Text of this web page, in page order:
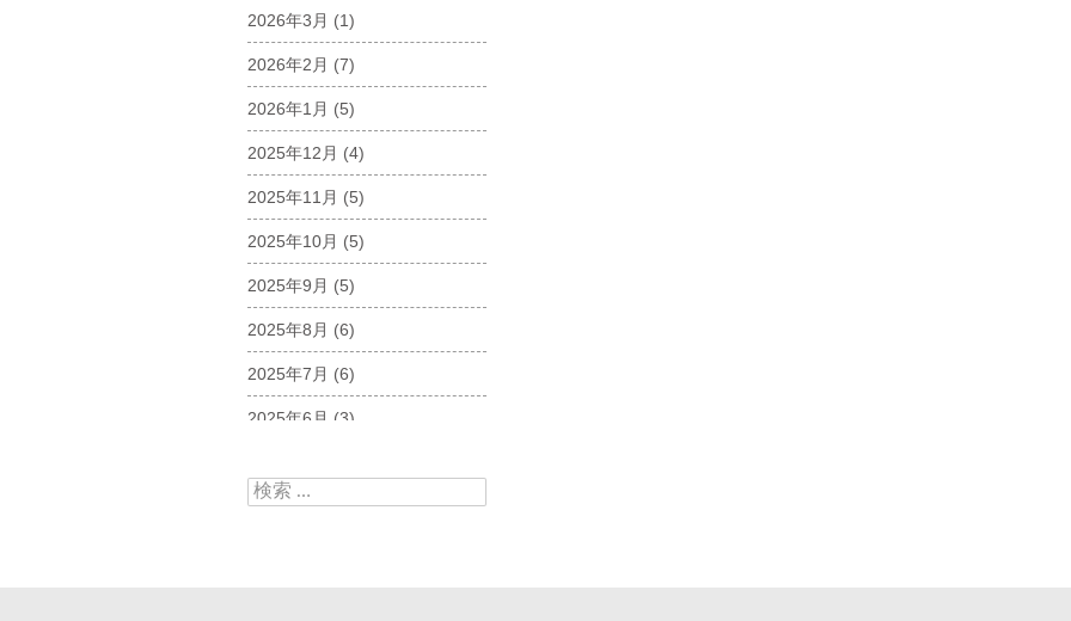
2026年3月 (1)
2026年2月 (7)
2026年1月 (5)
2025年12月 (4)
2025年11月 (5)
2025年10月 (5)
2025年9月 (5)
2025年8月 (6)
2025年7月 (6)
2025年6月 (3)
2025年4月(5)
検索: